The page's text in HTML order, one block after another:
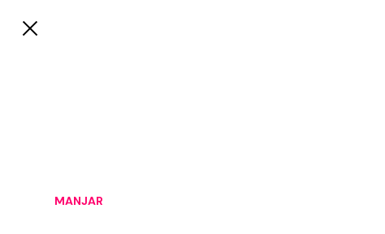
MANJAR